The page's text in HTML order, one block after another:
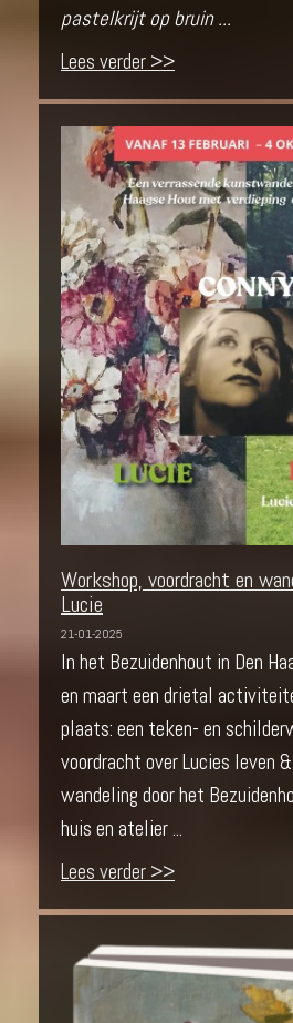
pastelkrijt op bruin ...
Lees verder >>
Workshop, voordracht en
Lucie
21-01-2025
In het Bezuidenhout in Den
en maart een drietal
plaats: een teken- en
voordracht over Lucies leven
wandeling door het
huis en atelier ...
Lees verder >>